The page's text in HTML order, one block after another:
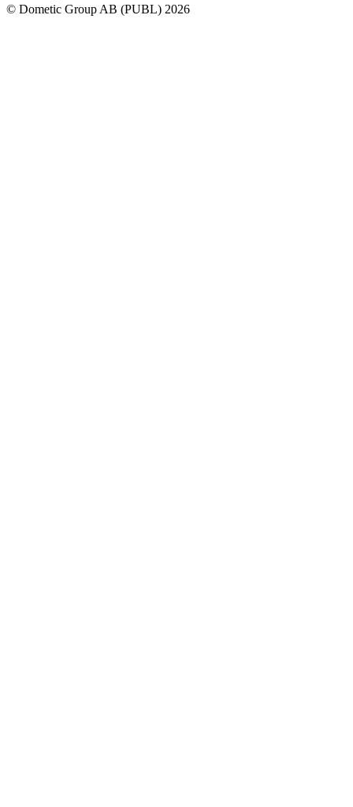
© Dometic Group AB (PUBL) 2026